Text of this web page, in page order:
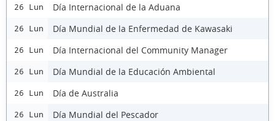
26 Lun Día Internacional de la Aduana
26 Lun Día Mundial de la Enfermedad de Kawasaki
26 Lun Día Internacional del Community Manager
26 Lun Día Mundial de la Educación Ambiental
26 Lun Día de Australia
26 Lun Día Mundial del Pescador